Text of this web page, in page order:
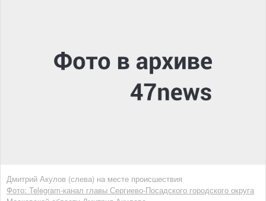
Дмитрий Акулов (слева) на месте происшествия
Фото: Telegram-канал главы Сергиево-Посадского городского округа